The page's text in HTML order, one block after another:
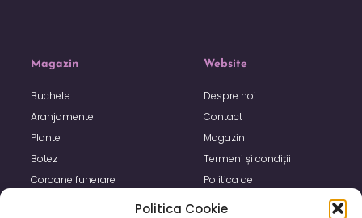
Politica Cookie
Magazin
Buchete
Aranjamente
Plante
Botez
Coroane funerare
Website
Despre noi
Contact
Magazin
Termeni și condiții
Politica de